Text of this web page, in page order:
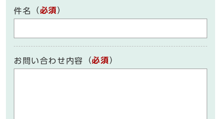
件名 （必須）
お問い合わせ内容 （必須）